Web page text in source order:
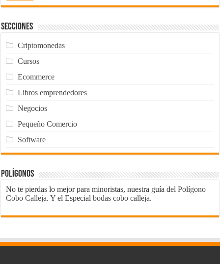
Secciones
Criptomonedas
Cursos
Ecommerce
Libros emprendedores
Negocios
Pequeño Comercio
Software
Polígonos
No te pierdas lo mejor para minoristas, nuestra guía delPolígono
Cobo Calleja. Y el Especialbodas cobo calleja.